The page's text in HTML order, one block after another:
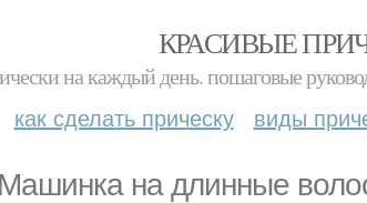
КРАСИВЫЕ
на каждый день. пошаговые
как сделать прическу виды
Машинка на длинные